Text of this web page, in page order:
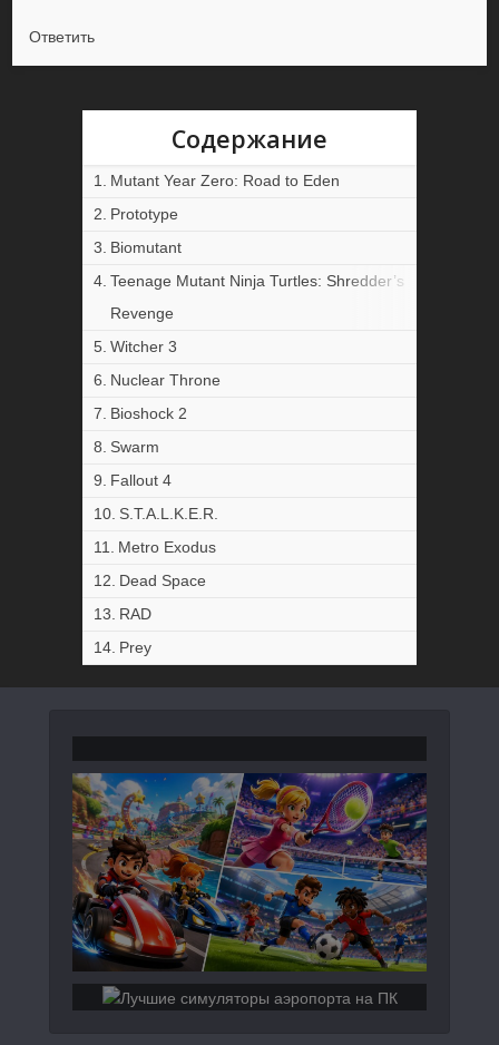
Ответить
Содержание
Mutant Year Zero: Road to Eden
Prototype
Biomutant
Teenage Mutant Ninja Turtles: Shredder’s
Revenge
Witcher 3
Nuclear Throne
Bioshock 2
Swarm
Fallout 4
S.T.A.L.K.E.R.
Metro Exodus
Dead Space
RAD
Prey